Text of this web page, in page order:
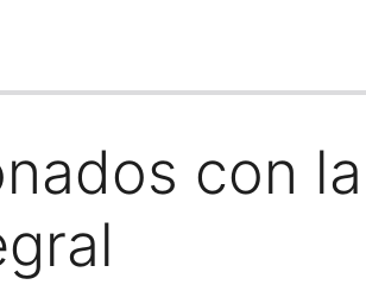
con la